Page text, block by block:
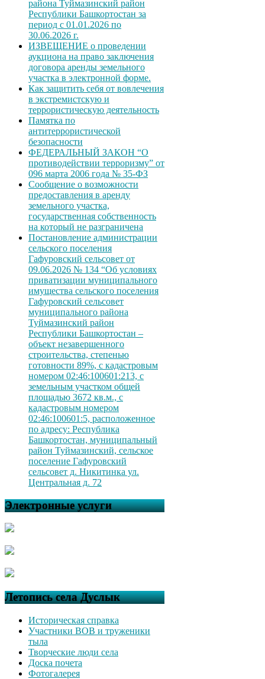
района Туймазинский район
Республики Башкортостан за
период с 01.01.2026 по
30.06.2026 г.
ИЗВЕЩЕНИЕ о проведении
аукциона на право заключения
договора аренды земельного
участка в электронной форме.
Как защитить себя от вовлечения
в экстремистскую и
террористическую деятельность
Памятка по
антитеррористической
безопасности
ФЕДЕРАЛЬНЫЙ ЗАКОН “О
противодействии терроризму” от
096 марта 2006 года № 35-ФЗ
Сообщение о возможности
предоставления в аренду
земельного участка,
государственная собственность
на который не разграничена
Постановление администрации
сельского поселения
Гафуровский сельсовет от
09.06.2026 № 134 “Об условиях
приватизации муниципального
имущества сельского поселения
Гафуровский сельсовет
муниципального района
Туймазинский район
Республики Башкортостан –
объект незавершенного
строительства, степенью
готовности 89%, с кадастровым
номером 02:46:100601:213, с
земельным участком общей
площадью 3672 кв.м., с
кадастровым номером
02:46:100601:5, расположенное
по адресу: Республика
Башкортостан, муниципальный
район Туймазинский, сельское
поселение Гафуровский
сельсовет д. Никитинка ул.
Центральная д. 72
Электронные услуги
Летопись села Дуслык
Историческая справка
Участники ВОВ и труженики
тыла
Творческие люди села
Доска почета
Фотогалерея